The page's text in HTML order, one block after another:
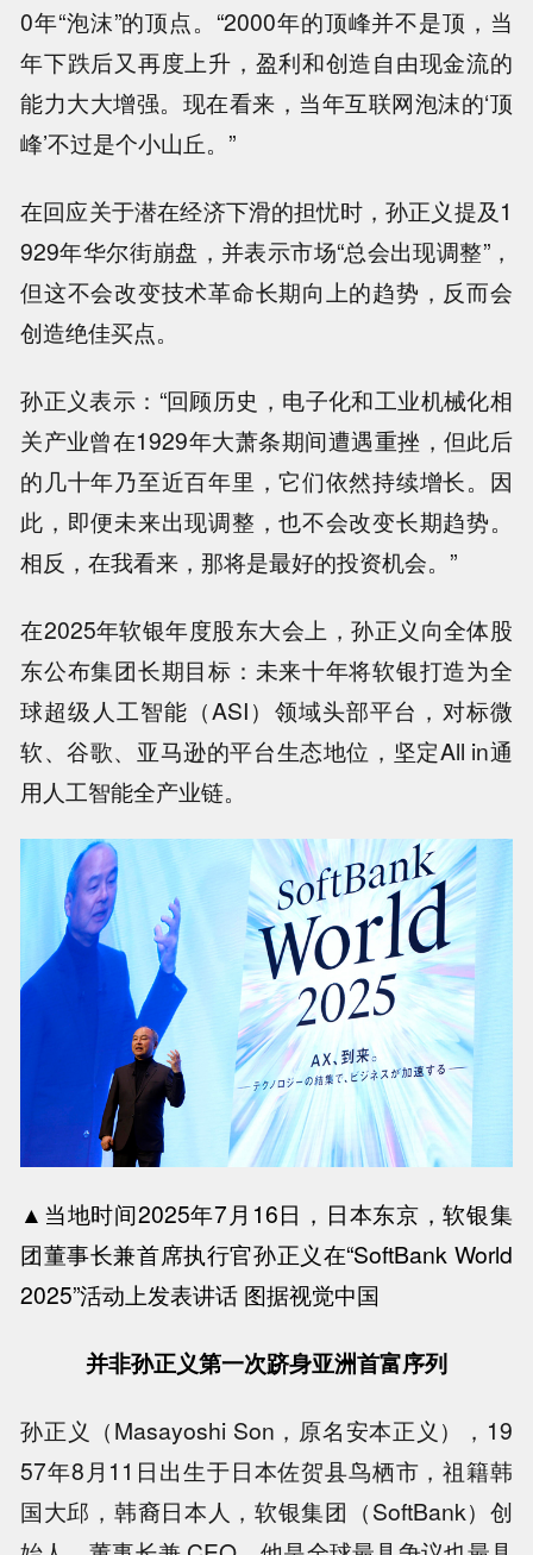
0年“泡沫”的顶点。“2000年的顶峰并不是顶，当
年下跌后又再度上升，盈利和创造自由现金流的
能力大大增强。现在看来，当年互联网泡沫的‘顶
峰’不过是个小山丘。”
在回应关于潜在经济下滑的担忧时，孙正义提及1
929年华尔街崩盘，并表示市场“总会出现调整”，
但这不会改变技术革命长期向上的趋势，反而会
创造绝佳买点。
孙正义表示：“回顾历史，电子化和工业机械化相
关产业曾在1929年大萧条期间遭遇重挫，但此后
的几十年乃至近百年里，它们依然持续增长。因
此，即便未来出现调整，也不会改变长期趋势。
相反，在我看来，那将是最好的投资机会。”
在2025年软银年度股东大会上，孙正义向全体股
东公布集团长期目标：未来十年将软银打造为全
球超级人工智能（ASI）领域头部平台，对标微
软、谷歌、亚马逊的平台生态地位，坚定All in通
用人工智能全产业链。
▲当地时间2025年7月16日，日本东京，软银集
团董事长兼首席执行官孙正义在“SoftBank World
2025”活动上发表讲话 图据视觉中国
并非孙正义第一次跻身亚洲首富序列
孙正义（Masayoshi Son，原名安本正义），19
57年8月11日出生于日本佐贺县鸟栖市，祖籍韩
国大邱，韩裔日本人，软银集团（SoftBank）创